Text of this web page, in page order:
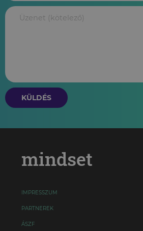
KÜLDÉS
mindset
IMPRESSZUM
PARTNEREK
ÁSZF